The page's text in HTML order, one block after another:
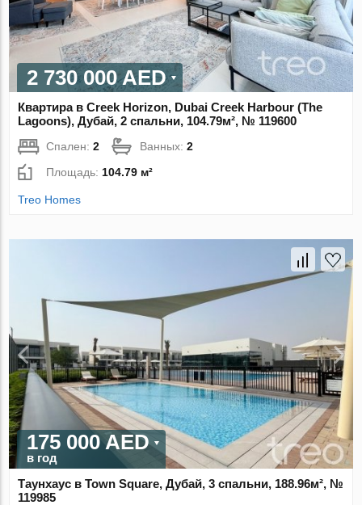
2 730 000 AED
Квартира в Creek Horizon, Dubai Creek Harbour (The
Lagoons), Дубай, 2 спальни, 104.79м², № 119600
Спален:2 Ванных:2
Площадь: 104.79 м²
Treo Homes
175 000 AED
в год
Таунхаус в Town Square, Дубай, 3 спальни, 188.96м², №
119985